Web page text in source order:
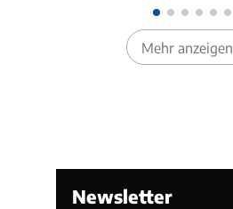
Mehr anzeigen
Newsletter